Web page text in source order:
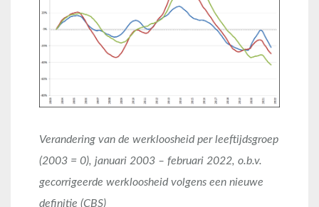
Verandering van de werkloosheid per leeftijdsgroep
(2003 = 0), januari 2003 – februari 2022, o.b.v.
gecorrigeerde werkloosheid volgens een nieuwe
definitie (CBS)